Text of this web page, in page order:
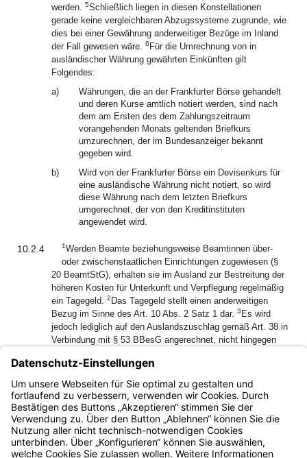
werden. 5Schließlich liegen in diesen Konstellationen
gerade keine vergleichbaren Abzugssysteme zugrunde, wie
dies bei einer Gewährung anderweitiger Bezüge im Inland
der Fall gewesen wäre. 6 Für die Umrechnung von in
ausländischer Währung gewährten Einkünften gilt
Folgendes:
a)
Währungen, die an der Frankfurter Börse gehandelt
und deren Kurse amtlich notiert werden, sind nach
dem am Ersten des dem Zahlungszeitraum
vorangehenden Monats geltenden Briefkurs
umzurechnen, der im Bundesanzeiger bekannt
gegeben wird.
b)
Wird von der Frankfurter Börse ein Devisenkurs für
eine ausländische Währung nicht notiert, so wird
diese Währung nach dem letzten Briefkurs
umgerechnet, der von den Kreditinstituten
angewendet wird.
10.2.4 1Werden Beamte beziehungsweise Beamtinnen über-
oder zwischenstaatlichen Einrichtungen zugewiesen (§
20 BeamtStG), erhalten sie im Ausland zur Bestreitung der
höheren Kosten für Unterkunft und Verpflegung regelmäßig
ein Tagegeld. 2 Das Tagegeld stellt einen anderweitigen
Bezug im Sinne des Art. 10 Abs. 2 Satz 1 dar. 3 Es wird
jedoch lediglich auf den Auslandszuschlag gemäß Art. 38 in
Verbindung mit § 53 BBesG angerechnet, nicht hingegen
Mietzuschuss gemäß Art. 38 in Verbindung mit § 54
BBesG.
Im Rahmen der Anrechnung wird § 53 Abs. 2 Satz
4 bis 6 BBesG nicht angewendet.
Bayern.de